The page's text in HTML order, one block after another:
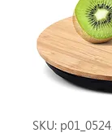
SKU: